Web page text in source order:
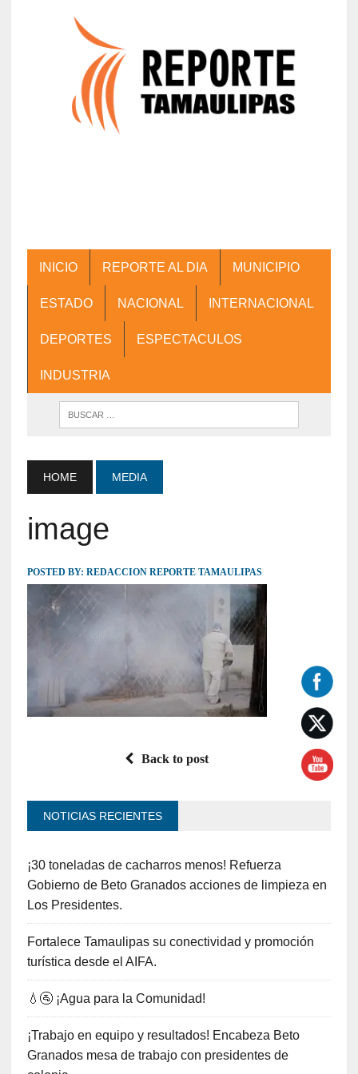
INICIO REPORTE AL DIA MUNICIPIO
ESTADO NACIONAL INTERNACIONAL
DEPORTES ESPECTACULOS
INDUSTRIA
HOME MEDIA
image
POSTED BY: REDACCION REPORTE TAMAULIPAS
Back to post
NOTICIAS RECIENTES
¡30 toneladas de cacharros menos! Refuerza
Gobierno de Beto Granados acciones de limpieza en
Los Presidentes.
Fortalece Tamaulipas su conectividad y promoción
turística desde el AIFA.
💧🚰 ¡Agua para la Comunidad!
¡Trabajo en equipo y resultados! Encabeza Beto
Granados mesa de trabajo con presidentes de